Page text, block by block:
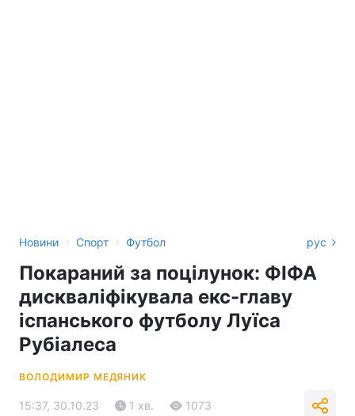
Новини › Спорт › Футбол рус
Покараний за поцілунок: ФІФА
дискваліфікувала екс-главу
іспанського футболу Луїса
Рубіалеса
ВОЛОДИМИР МЕДЯНИК
15:37, 30.10.23 1 хв. 1073